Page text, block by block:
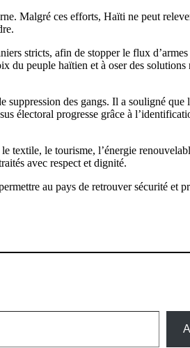
Malgré ces efforts, Haïti ne peut
stricts, afin de stopper le flux d’armes
du peuple haïtien et à oser des solutions
des gangs. Il a souligné que
électoral progresse grâce à
textile, le tourisme, l’énergie
avec respect et dignité.
au pays de retrouver sécurité et